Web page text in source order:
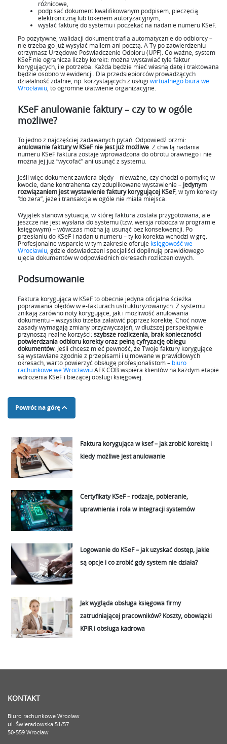
różnicowe,
podpisać dokument kwalifikowanym podpisem, pieczęcią
elektroniczną lub tokenem autoryzacyjnym,
wysłać fakturę do systemu i poczekać na nadanie numeru KSeF.
Po pozytywnej walidacji dokument trafia automatycznie do odbiorcy –
nie trzeba go już wysyłać mailem ani pocztą. A Ty po zatwierdzeniu
otrzymasz Urzędowe Poświadczenie Odbioru (UPF). Co ważne, system
KSeF nie ogranicza liczby korekt: można wystawiać tyle faktur
korygujących, ile potrzeba. Każda będzie mieć własną datę i traktowana
będzie osobno w ewidencji. Dla przedsiębiorców prowadzących
działalność zdalnie, np. korzystających z usługi wirtualnego biura we
Wrocławiu , to ogromne ułatwienie organizacyjne.
KSeF anulowanie faktury – czy to w ogóle
możliwe?
To jedno z najczęściej zadawanych pytań. Odpowiedź brzmi:
anulowanie faktury w KSeF nie jest już możliwe . Z chwilą nadania
numeru KSeF faktura zostaje wprowadzona do obrotu prawnego i nie
można jej już “wycofać” ani usunąć z systemu.
Jeśli więc dokument zawiera błędy – nieważne, czy chodzi o pomyłkę w
kwocie, dane kontrahenta czy zduplikowane wystawienie – jedynym
rozwiązaniem jest wystawienie faktury korygującej KSeF, w tym korekty
“do zera”, jeżeli transakcja w ogóle nie miała miejsca.
Wyjątek stanowi sytuacja, w której faktura została przygotowana, ale
jeszcze nie jest wysłana do systemu (tzw. wersja robocza w programie
księgowym) – wówczas można ją usunąć bez konsekwencji. Po
przesłaniu do KSeF i nadaniu numeru – tylko korekta wchodzi w grę.
Profesjonalne wsparcie w tym zakresie oferuje księgowość we
Wrocławiu , gdzie doświadczeni specjaliści dopilnują prawidłowego
ujęcia dokumentów w odpowiednich okresach rozliczeniowych.
Podsumowanie
Faktura korygująca w KSeF to obecnie jedyna oficjalna ścieżka
poprawiania błędów w e-fakturach ustrukturyzowanych. Z systemu
znikają zarówno noty korygujące, jak i możliwość anulowania
dokumentu – wszystko trzeba załatwić poprzez korektę. Choć nowe
zasady wymagają zmiany przyzwyczajeń, w dłuższej perspektywie
przynoszą realne korzyści:szybsze rozliczenia, brak konieczności
potwierdzania odbioru korekty oraz pełną cyfryzację obiegu
dokumentów. Jeśli chcesz mieć pewność, że Twoje faktury korygujące
są wystawiane zgodnie z przepisami i ujmowane w prawidłowych
okresach, warto powierzyć obsługę profesjonalistom – biuro
rachunkowe we WrocławiuAFK COB wspiera klientów na każdym etapie
wdrożenia KSeF i bieżącej obsługi księgowej.
Powrót na górę
Faktura korygująca w ksef – jak zrobić korektę i
kiedy możliwe jest anulowanie
Certyfikaty KSeF – rodzaje, pobieranie,
uprawnienia i rola w integracji systemów
Logowanie do KSeF – jak uzyskać dostęp, jakie
są opcje i co zrobić gdy system nie działa?
Jak wygląda obsługa księgowa firmy
zatrudniającej pracowników? Koszty, obowiązki
KPIR i obsługa kadrowa
KONTAKT
Biuro rachunkowe Wrocław
ul. Świeradowska 51/57
50-559 Wrocław